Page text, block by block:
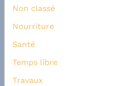
Non classé
Nourriture
Santé
Temps libre
Travaux